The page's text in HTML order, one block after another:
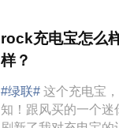
rock充电宝怎么
样？
#绿联# 这个充电宝
知！跟风买的一个迷